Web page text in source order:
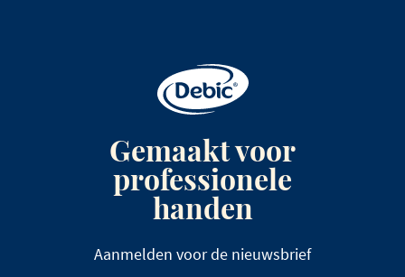
Gemaakt voor
professionele
handen
Aanmelden voor de nieuwsbrief